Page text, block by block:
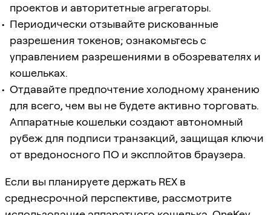
проектов и авторитетные агрегаторы.
Периодически отзывайте рискованные
разрешения токенов; ознакомьтесь с
управлением разрешениями в обозревателях и
кошельках.
Отдавайте предпочтение холодному хранению
для всего, чем вы не будете активно торговать.
Аппаратные кошельки создают автономный
рубеж для подписи транзакций, защищая ключи
от вредоносного ПО и эксплойтов браузера.
Если вы планируете держать REX в
среднесрочной перспективе, рассмотрите